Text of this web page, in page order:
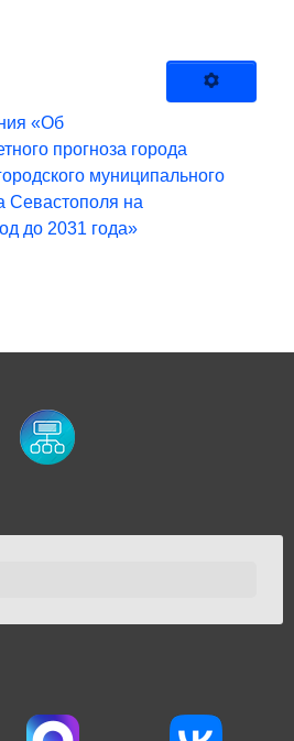
«Об
прогноза города
муниципального
Севастополя на
до 2031 года»